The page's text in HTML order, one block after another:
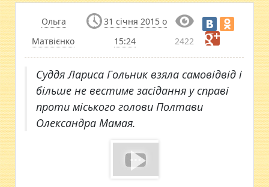
Ольга
Матвієнко
31 січня 2015 о
15:24
2422
Суддя Лариса Гольник взяла самовідвід і
більше не вестиме засідання у справі
проти міського голови Полтави
Олександра Мамая.